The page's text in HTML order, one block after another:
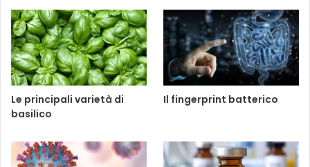
Le principali varietà di
basilico
Il fingerprint batterico